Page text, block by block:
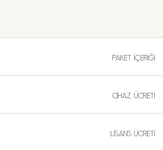
PAKET İÇERİĞİ
CİHAZ ÜCRETİ
LİSANS ÜCRETİ